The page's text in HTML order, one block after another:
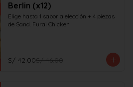
Berlin (x12)
Elige hasta 1 sabor a elección + 4 piezas
de Sand. Furai Chicken
S/ 42.00S/ 46.00